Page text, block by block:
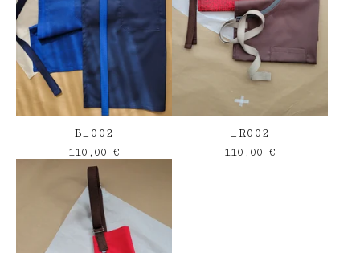
B_002
110,00 €
_R002
110,00 €